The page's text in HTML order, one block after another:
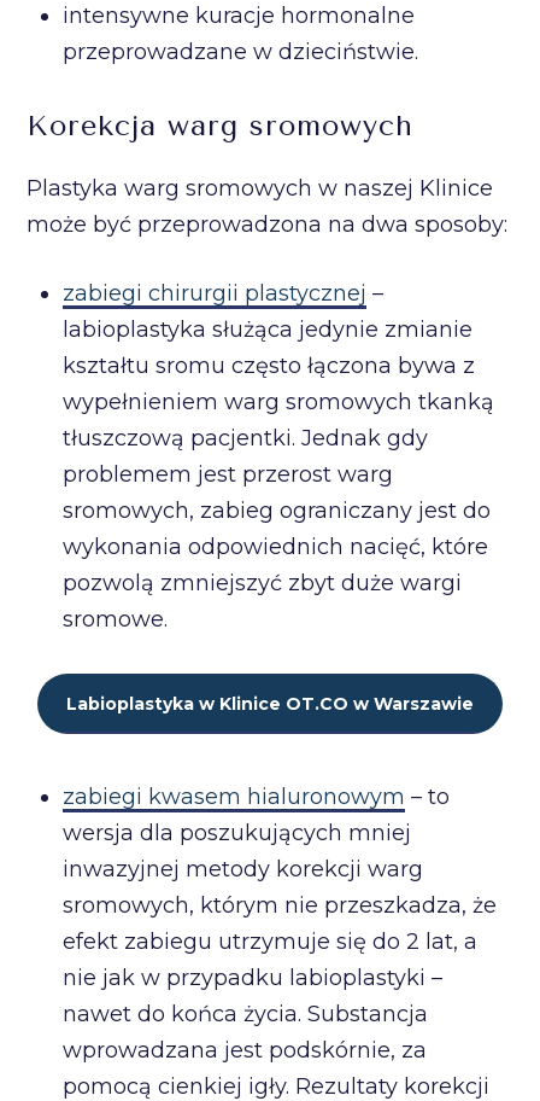
intensywne kuracje hormonalne
przeprowadzane w dzieciństwie.
Korekcja warg sromowych
Plastyka warg sromowych w naszej Klinice
może być przeprowadzona na dwa sposoby:
zabiegi chirurgii plastycznej –
labioplastyka służąca jedynie zmianie
kształtu sromu często łączona bywa z
wypełnieniem warg sromowych tkanką
tłuszczową pacjentki. Jednak gdy
problemem jest przerost warg
sromowych, zabieg ograniczany jest do
wykonania odpowiednich nacięć, które
pozwolą zmniejszyć zbyt duże wargi
sromowe.
Labioplastyka w Klinice OT.CO w Warszawie
zabiegi kwasem hialuronowym – to
wersja dla poszukujących mniej
inwazyjnej metody korekcji warg
sromowych, którym nie przeszkadza, że
efekt zabiegu utrzymuje się do 2 lat, a
nie jak w przypadku labioplastyki –
nawet do końca życia. Substancja
wprowadzana jest podskórnie, za
pomocą cienkiej igły. Rezultaty korekcji